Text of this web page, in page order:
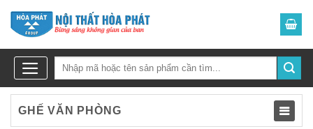
Skip
GHẾ VĂN PHÒNG